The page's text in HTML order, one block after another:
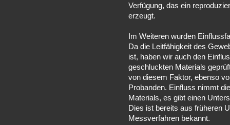
Verfügung, das ein
erzeugt.
Im Weiteren wurden
Da die Leitfähigkeit des
ist, haben wir auch den
geschluckten Materials
von diesem Faktor, ebenso
Probanden. Einfluss nimmt
Materials, es gibt einen
Dies ist bereits aus früheren
Messverfahren bekannt.